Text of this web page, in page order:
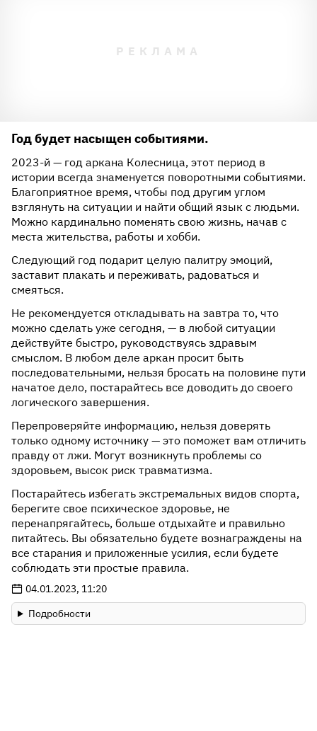
Год будет насыщен событиями.
2023-й — год аркана Колесница, этот период в
истории всегда знаменуется поворотными событиями.
Благоприятное время, чтобы под другим углом
взглянуть на ситуации и найти общий язык с людьми.
Можно кардинально поменять свою жизнь, начав с
места жительства, работы и хобби.
Следующий год подарит целую палитру эмоций,
заставит плакать и переживать, радоваться и
смеяться.
Не рекомендуется откладывать на завтра то, что
можно сделать уже сегодня, — в любой ситуации
действуйте быстро, руководствуясь здравым
смыслом. В любом деле аркан просит быть
последовательными, нельзя бросать на половине пути
начатое дело, постарайтесь все доводить до своего
логического завершения.
Перепроверяйте информацию, нельзя доверять
только одному источнику — это поможет вам отличить
правду от лжи. Могут возникнуть проблемы со
здоровьем, высок риск травматизма.
Постарайтесь избегать экстремальных видов спорта,
берегите свое психическое здоровье, не
перенапрягайтесь, больше отдыхайте и правильно
питайтесь. Вы обязательно будете вознаграждены на
все старания и приложенные усилия, если будете
соблюдать эти простые правила.
04.01.2023, 11:20
Подробности